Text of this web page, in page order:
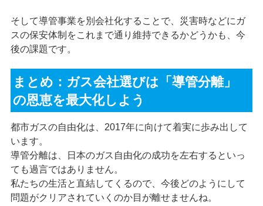
そして導管事業を別会社化することで、災害時などにガ
スの保安体制をこれまで通り維持できるかどうかも、今
後の課題です。
まとめ：ガス会社選びは「導管分離」
の恩恵を最大化しよう
都市ガスの自由化は、2017年に向けて着実に歩み出して
います。
導管分離は、日本のガス自由化の成功を左右するといっ
ても過言ではありません。
私たちの生活と直結してくるので、今後どのようにして
問題がクリアされていくのか目が離せませんね。